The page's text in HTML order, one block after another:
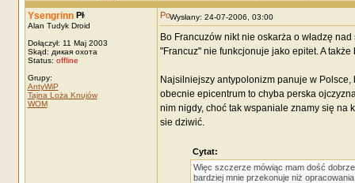
Ysengrinn
Alan Tudyk Droid
Dołączył: 11 Maj 2003
Skąd: дикая охота
Status: offline
Grupy:
AntyWiP
Tajna Loża Knujów
WOM
Wysłany: 24-07-2006, 03:00
Bo Francuzów nikt nie oskarża o władzę
"Francuz" nie funkcjonuje jako epitet. A
Najsilniejszy antypolonizm panuje w
obecnie epicentrum to chyba perska
nim nigdy, choć tak wspaniale znamy się na
sie dziwić.
Cytat:
Więc szczerze mówiąc mam dość
bardziej mnie przekonuje niż